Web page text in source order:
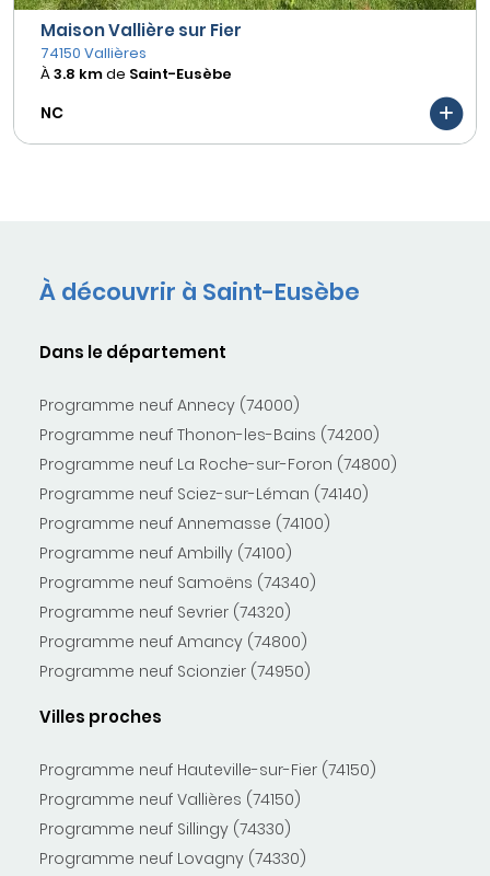
Maison Vallière sur Fier
74150 Vallières
À3.8 kmde Saint-Eusèbe
NC
À découvrir à Saint-Eusèbe
Dans le département
Programme neuf Annecy (74000)
Programme neuf Thonon-les-Bains (74200)
Programme neuf La Roche-sur-Foron (74800)
Programme neuf Sciez-sur-Léman (74140)
Programme neuf Annemasse (74100)
Programme neuf Ambilly (74100)
Programme neuf Samoëns (74340)
Programme neuf Sevrier (74320)
Programme neuf Amancy (74800)
Programme neuf Scionzier (74950)
Villes proches
Programme neuf Hauteville-sur-Fier (74150)
Programme neuf Vallières (74150)
Programme neuf Sillingy (74330)
Programme neuf Lovagny (74330)